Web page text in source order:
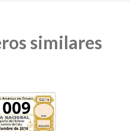
similares